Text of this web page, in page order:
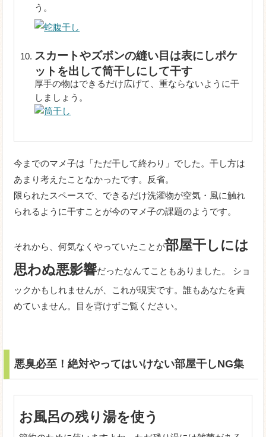
う。
スカートやズボンの縫い目は表にしポケ
ットを出して筒干しにして干す
厚手の物はできるだけ広げて、重ならないように干
しましょう。
今までのマメ子は「ただ干して終わり」でした。干し方は
あまり考えたことなかったです。反省。
限られたスペースで、できるだけ洗濯物が空気・風に触れ
られるように干すことが今のマメ子の課題のようです。
それから、何気なくやっていたことが部屋干しには
思わぬ悪影響だったなんてこともありました。 ショ
ックかもしれませんが、これが現実です。誰もあなたを責
めていません。目を背けずご覧ください。
悪臭必至！絶対やってはいけない部屋干しNG集
お風呂の残り湯を使う